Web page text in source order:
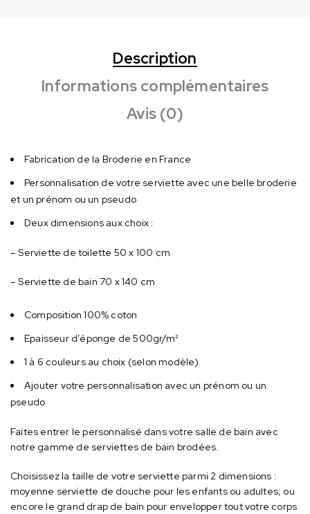
Description
Informations complémentaires
Avis (0)
Fabrication de la Broderie en France
Personnalisation de votre serviette avec une belle broderie
et un prénom ou un pseudo
Deux dimensions aux choix :
– Serviette de toilette 50 x 100 cm
– Serviette de bain 70 x 140 cm
Composition 100% coton
Epaisseur d’éponge de 500gr/m²
1 à 6 couleurs au choix (selon modèle)
Ajouter votre personnalisation avec un prénom ou un
pseudo
Faites entrer le personnalisé dans votre salle de bain avec
notre gamme de serviettes de bain brodées.
Choisissez la taille de votre serviette parmi 2 dimensions :
moyenne serviette de douche pour les enfants ou adultes; ou
encore le grand drap de bain pour envelopper tout votre corps